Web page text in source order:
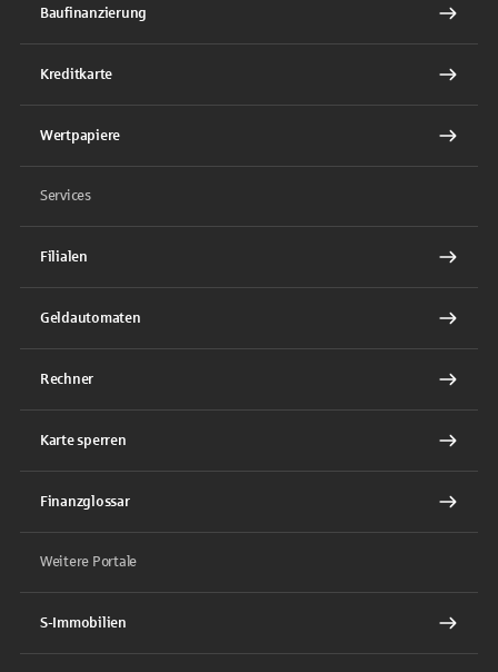
Baufinanzierung
Kreditkarte
Wertpapiere
Services
Filialen
Geldautomaten
Rechner
Karte sperren
Finanzglossar
Weitere Portale
S-Immobilien